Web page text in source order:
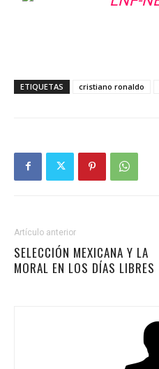
ETIQUETAS cristiano ronaldo
Artículo anterior
SELECCIÓN MEXICANA Y LA
MORAL EN LOS DÍAS LIBRES